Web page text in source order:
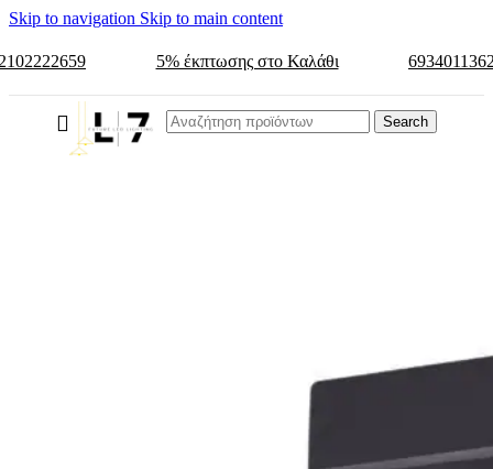
Skip to navigation Skip to main content
5% έκπτωσης στο Καλάθι
Search